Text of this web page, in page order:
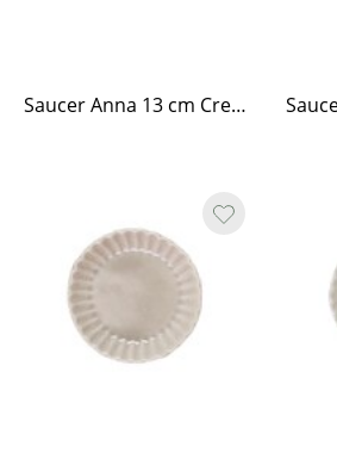
Saucer Anna 13 cm Cream White